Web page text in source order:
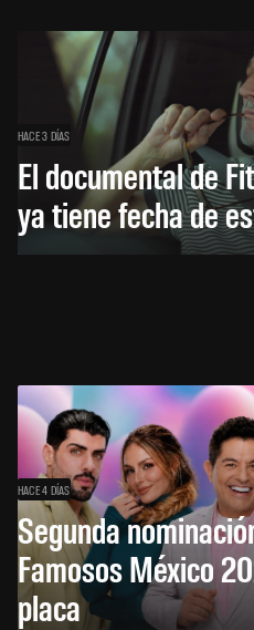
HACE 3 DÍAS
El documental de
ya tiene fecha de
HACE 4 DÍAS
Segunda
Famosos México
placa